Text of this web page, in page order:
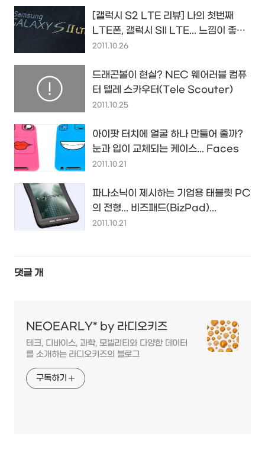
[갤럭시 S2 LTE 리뷰] 나의 첫번째
LTE폰, 갤럭시 SII LTE... 느낌이 좋구
나...
2011.10.26
드래곤볼이 현실? NEC 웨어러블 컴퓨
터 텔레 스카우터(Tele Scouter)
2011.10.25
아이팟 터치에 얼굴 하나 만들어 줄까?
눈과 입이 교체되는 케이스... Faces
2011.10.21
파나소닉이 제시하는 기업용 태블릿 PC
의 전형... 비즈패드(BizPad)...
2011.10.21
댓글 개
NEOEARLY* by 라디오키즈
테크, 디바이스, 과학, 모빌리티와 다양한 데이터
를 소개하는 라디오키즈의 블로그
구독하기